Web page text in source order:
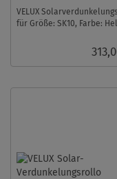
VELUX
für Größe: SK10, Farbe: